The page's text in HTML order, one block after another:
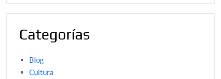
Categorías
Blog
Cultura